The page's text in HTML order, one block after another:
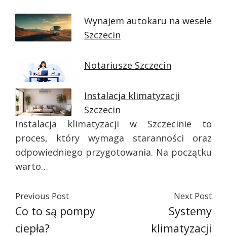
Wynajem autokaru na wesele
Szczecin
Notariusze Szczecin
Instalacja klimatyzacji
Szczecin
Instalacja klimatyzacji w Szczecinie to
proces, który wymaga staranności oraz
odpowiedniego przygotowania. Na początku
warto…
Previous Post
Co to są pompy
ciepła?
Next Post
Systemy
klimatyzacji